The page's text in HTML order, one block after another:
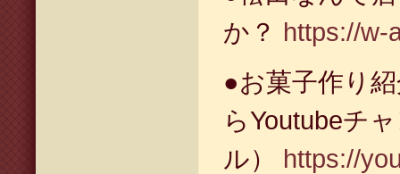
か？ https://w-
●お菓子作り
らYoutubeチ
ル） https://